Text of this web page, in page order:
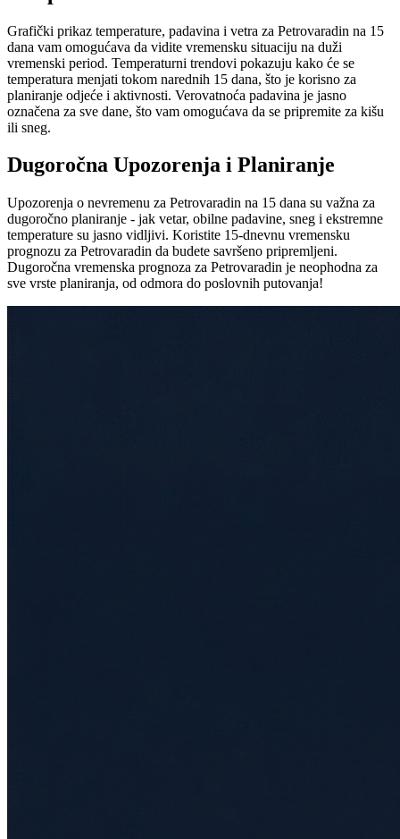
Grafički prikaz temperature, padavina i vetra za Petrovaradin na 15
dana vam omogućava da vidite vremensku situaciju na duži
vremenski period. Temperaturni trendovi pokazuju kako će se
temperatura menjati tokom narednih 15 dana, što je korisno za
planiranje odjeće i aktivnosti. Verovatnoća padavina je jasno
označena za sve dane, što vam omogućava da se pripremite za kišu
ili sneg.
Dugoročna Upozorenja i Planiranje
Upozorenja o nevremenu za Petrovaradin na 15 dana su važna za
dugoročno planiranje - jak vetar, obilne padavine, sneg i ekstremne
temperature su jasno vidljivi. Koristite 15-dnevnu vremensku
prognozu za Petrovaradin da budete savršeno pripremljeni.
Dugoročna vremenska prognoza za Petrovaradin je neophodna za
sve vrste planiranja, od odmora do poslovnih putovanja!